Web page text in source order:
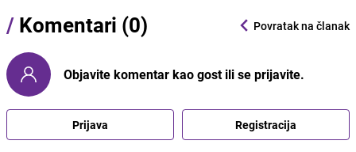
/ Komentari (0) Povratak na članak
Objavite komentar kao gost ili se prijavite.
Prijava Registracija